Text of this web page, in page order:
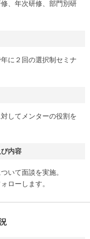
、年次研修、部門別研
に２回の選択制セミナ
してメンターの役割を
内容
いて面談を実施。
ローします。